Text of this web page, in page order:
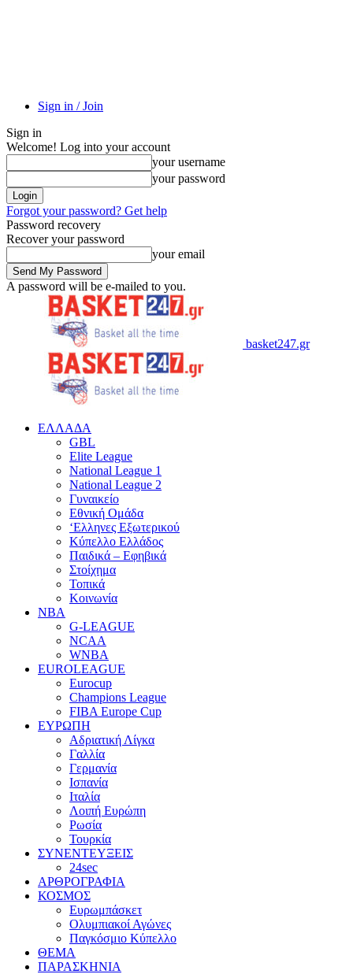
Sign in / Join
Sign in
Welcome! Log into your account
your username
your password
Forgot your password? Get help
Password recovery
Recover your password
your email
A password will be e-mailed to you.
basket247.gr
EΛΛΑΔΑ
GBL
Elite League
National League 1
National League 2
Γυναικείο
Εθνική Ομάδα
‘Ελληνες Εξωτερικού
Κύπελλο Ελλάδος
Παιδικά – Εφηβικά
Στοίχημα
Τοπικά
Κοινωνία
NBA
G-LEAGUE
NCAA
WNBA
ΕUROLEAGUE
Eurocup
Champions League
FIBA Europe Cup
ΕΥΡΩΠΗ
Αδριατική Λίγκα
Γαλλία
Γερμανία
Ισπανία
Ιταλία
Λοιπή Ευρώπη
Ρωσία
Τουρκία
ΣΥΝΕΝΤΕΥΞΕΙΣ
24sec
ΑΡΘΡΟΓΡΑΦΙΑ
ΚΟΣΜΟΣ
Ευρωμπάσκετ
Ολυμπιακοί Αγώνες
Παγκόσμιο Κύπελλο
ΘΕΜΑ
ΠΑΡΑΣΚΗΝΙΑ